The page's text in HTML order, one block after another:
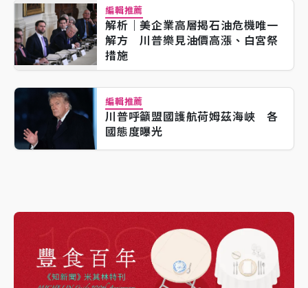
編輯推薦
解析｜美企業高層揭石油危機唯一
解方 川普樂見油價高漲、白宮祭
措施
編輯推薦
川普呼籲盟國護航荷姆茲海峽 各
國態度曝光